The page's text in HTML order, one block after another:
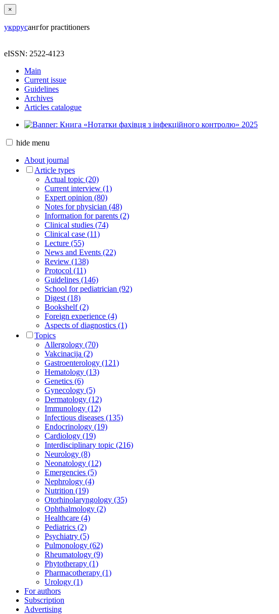
×
укррусангfor practitioners
eISSN: 2522-4123
Main
Current issue
Guidelines
Archives
Articles catalogue
hide menu
About journal
Article types
Actual topic (20)
Current interview (1)
Expert opinion (80)
Notes for physician (48)
Information for parents (2)
Clinical studies (74)
Clinical case (11)
Lecture (55)
News and Events (22)
Review (138)
Protocol (11)
Guidelines (146)
School for pediatrician (92)
Digest (18)
Bookshelf (2)
Foreign experience (4)
Aspects of diagnostics (1)
Topics
Allergology (70)
Vakcinacija (2)
Gastroenterology (121)
Hematology (13)
Genetics (6)
Gynecology (5)
Dermatology (12)
Immunology (12)
Infectious diseases (135)
Endocrinology (19)
Cardiology (19)
Interdisciplinary topic (216)
Neurology (8)
Neonatology (12)
Emergencies (5)
Nephrology (4)
Nutrition (19)
Otorhinolaryngology (35)
Ophthalmology (2)
Healthcare (4)
Pediatrics (2)
Psychiatry (5)
Pulmonology (62)
Rheumatology (9)
Phytotherapy (1)
Pharmacotherapy (1)
Urology (1)
For authors
Subscription
Advertising